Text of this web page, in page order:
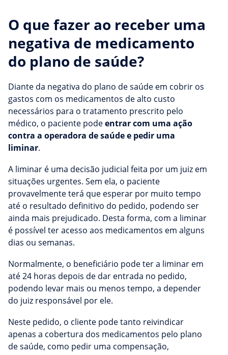
O que fazer ao receber uma
negativa de medicamento
do plano de saúde?
Diante da negativa do plano de saúde em cobrir os
gastos com os medicamentos de alto custo
necessários para o tratamento prescrito pelo
médico, o paciente podeentrar com uma ação
contra a operadora de saúde e pedir uma
liminar.
A liminar é uma decisão judicial feita por um juiz em
situações urgentes. Sem ela, o paciente
provavelmente terá que esperar por muito tempo
até o resultado definitivo do pedido, podendo ser
ainda mais prejudicado. Desta forma, com a liminar
é possível ter acesso aos medicamentos em alguns
dias ou semanas.
Normalmente, o beneficiário pode ter a liminar em
até 24 horas depois de dar entrada no pedido,
podendo levar mais ou menos tempo, a depender
do juiz responsável por ele.
Neste pedido, o cliente pode tanto reivindicar
apenas a cobertura dos medicamentos pelo plano
de saúde, como pedir uma compensação,